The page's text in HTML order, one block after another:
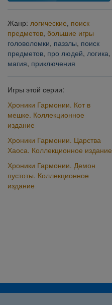
Жанр: логические, поиск
предметов, большие игры
головоломки, паззлы, поиск
предметов, про людей, логика,
магия, приключения
Игры этой серии:
Хроники Гармонии. Кот в
мешке. Коллекционное
издание
Хроники Гармонии. Царства
Хаоса. Коллекционное издание
Хроники Гармонии. Демон
пустоты. Коллекционное
издание